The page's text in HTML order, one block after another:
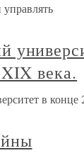
века.
в конце